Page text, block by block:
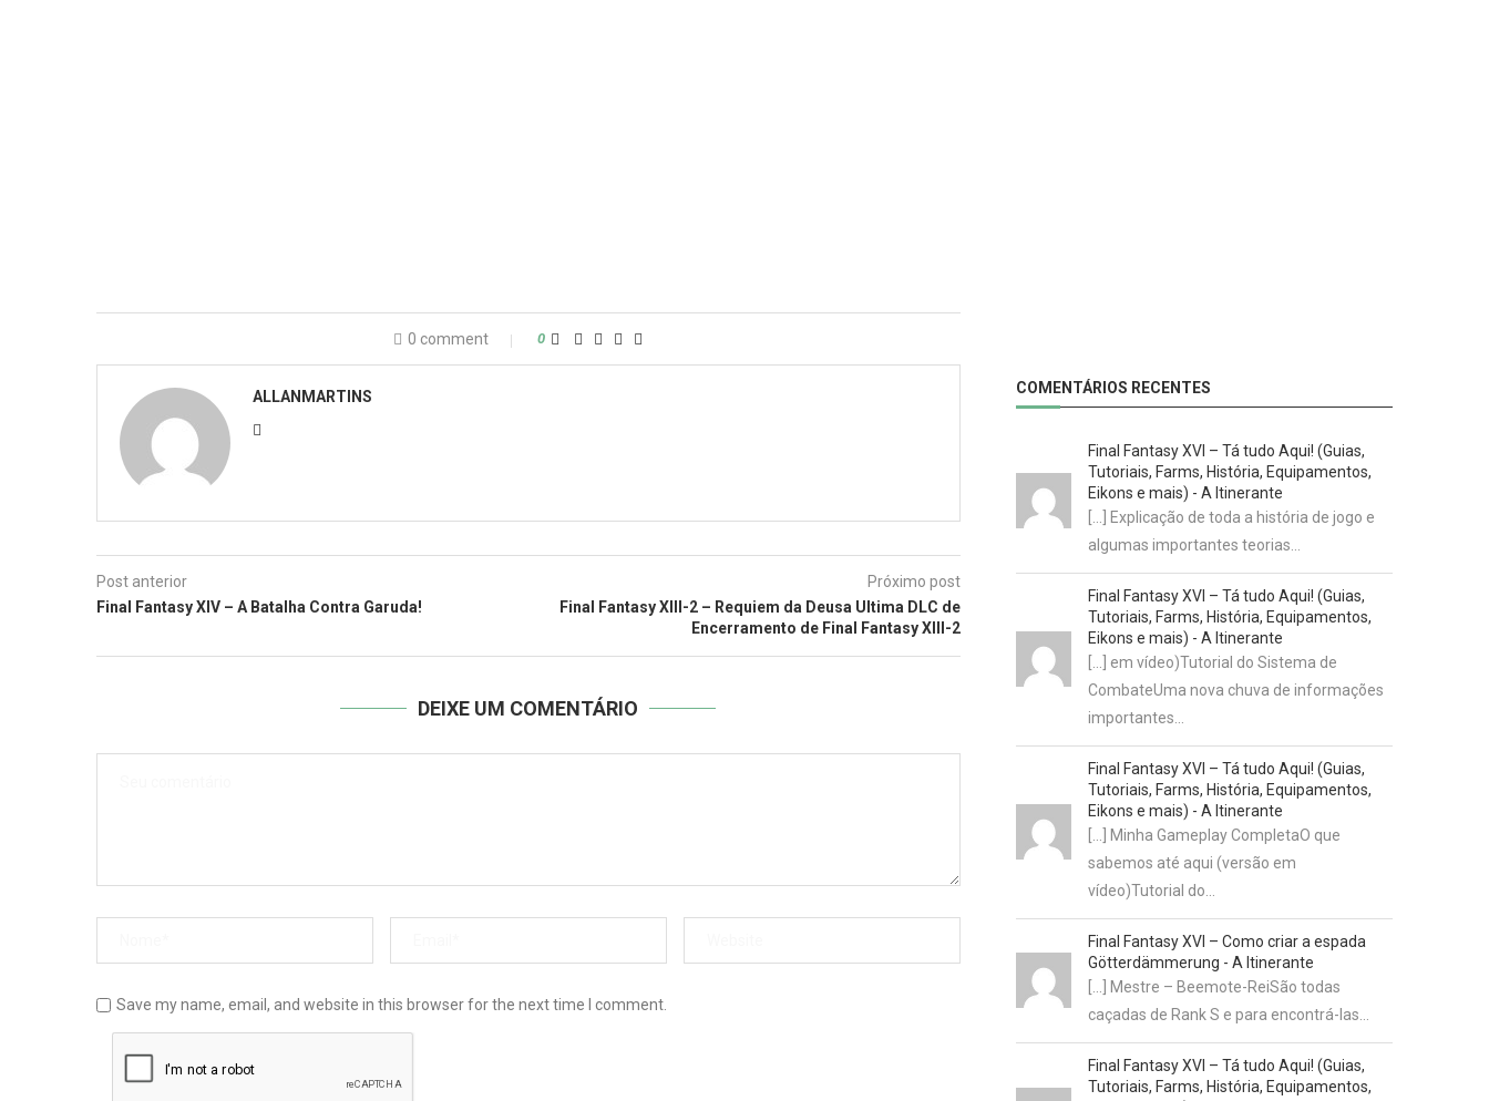
0 comment 0
ALLANMARTINS
Post anterior
Final Fantasy XIV – A Batalha Contra Garuda!
Próximo post
Final Fantasy XIII-2 – Requiem da Deusa Ultima DLC de
Encerramento de Final Fantasy XIII-2
DEIXE UM COMENTÁRIO
Save my name, email, and website in this browser for the next time I comment.
COMENTÁRIOS RECENTES
Final Fantasy XVI – Tá tudo Aqui! (Guias,
Tutoriais, Farms, História, Equipamentos,
Eikons e mais) - A Itinerante
[…] Explicação de toda a história de jogo e
algumas importantes teorias…
Final Fantasy XVI – Tá tudo Aqui! (Guias,
Tutoriais, Farms, História, Equipamentos,
Eikons e mais) - A Itinerante
[…] em vídeo)Tutorial do Sistema de
CombateUma nova chuva de informações
importantes…
Final Fantasy XVI – Tá tudo Aqui! (Guias,
Tutoriais, Farms, História, Equipamentos,
Eikons e mais) - A Itinerante
[…] Minha Gameplay CompletaO que
sabemos até aqui (versão em
vídeo)Tutorial do…
Final Fantasy XVI – Como criar a espada
Götterdämmerung - A Itinerante
[…] Mestre – Beemote-ReiSão todas
caçadas de Rank S e para encontrá-las…
Final Fantasy XVI – Tá tudo Aqui! (Guias,
Tutoriais, Farms, História, Equipamentos,